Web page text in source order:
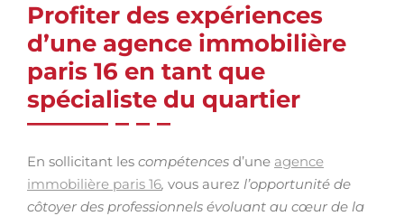
Profiter des expériences
d’une agence immobilière
paris 16 en tant que
spécialiste du quartier
En sollicitant les compétences d’une agence
immobilière paris 16, vous aurez l’opportunité de
côtoyer des professionnels évoluant au cœur de la